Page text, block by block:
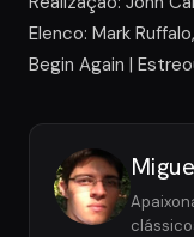
Elenco: Mark
Begin Again |